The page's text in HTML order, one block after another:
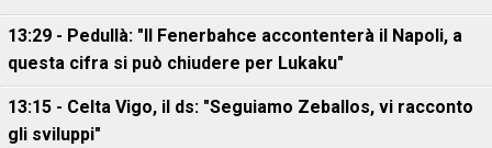
13:29 - Pedullà: "Il Fenerbahce accontenterà il Napoli, a
questa cifra si può chiudere per Lukaku"
13:15 - Celta Vigo, il ds: "Seguiamo Zeballos, vi racconto
gli sviluppi"